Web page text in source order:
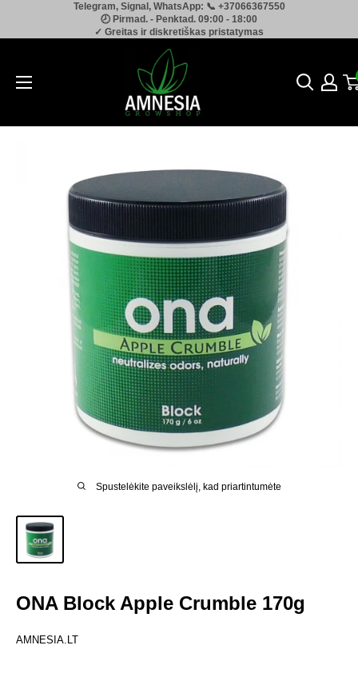
Telegram, Signal, WhatsApp: 📞 +37066367550
🕗 Pirmad. - Penktad. 09:00 - 18:00
✓ Greitas ir diskretiškas pristatymas
Amnesia.lt
Spustelėkite paveikslėlį, kad priartintumėte
ONA Block Apple Crumble 170g
AMNESIA.LT